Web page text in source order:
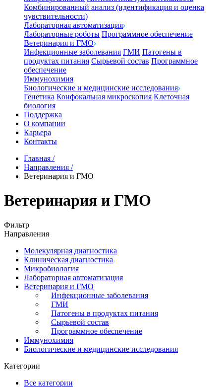
Комбинированный анализ (идентификация и оценка
чувствительности)
Лабораторная автоматизация
Лабораторные роботы Программное обеспечение
Ветеринария и ГМО
Инфекционные заболевания ГМИ Патогены в
продуктах питания Сырьевой состав Программное
обеспечение
Иммунохимия
Биологические и медицинские исследования
Генетика Конфокальная микроскопия Клеточная
биология
Поддержка
О компании
Карьера
Контакты
Главная /
Направления /
Ветеринария и ГМО
Ветеринария и ГМО
Фильтр
Направления
Молекулярная диагностика
Клиническая диагностика
Микробиология
Лабораторная автоматизация
Ветеринария и ГМО
Инфекционные заболевания
ГМИ
Патогены в продуктах питания
Сырьевой состав
Программное обеспечение
Иммунохимия
Биологические и медицинские исследования
Категории
Все категории